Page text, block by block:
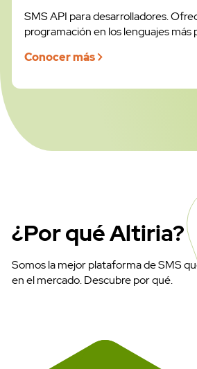
SMS API para desarrolladores.
programación en los lenguajes más
Conocer más
¿Por qué Altiria?
Somos la mejor plataforma de SMS
en el mercado. Descubre por qué.